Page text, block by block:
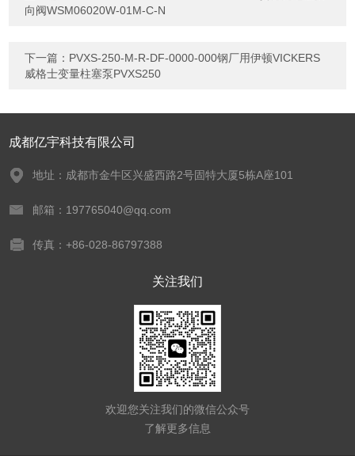
向阀WSM06020W-01M-C-N
下一篇： PVXS-250-M-R-DF-0000-000钢厂用伊顿VICKERS
威格士变量柱塞泵PVXS250
成都亿宇科技有限公司
地址：成都市金牛区兴盛西路2号固特大厦5栋A座101
邮箱：197765040@qq.com
传真：+86-028-86797388
关注我们
欢迎您关注我们的微信公众号
了解更多信息